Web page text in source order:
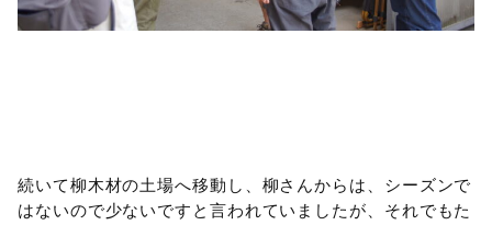
続いて柳木材の土場へ移動し、柳さんからは、シーズンで
はないので少ないですと言われていましたが、それでもた